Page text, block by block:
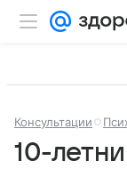
Консультации
10-